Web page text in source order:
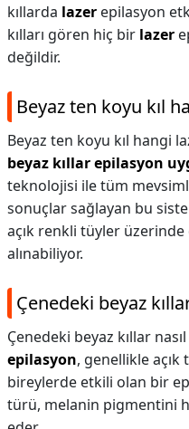
kıllarda lazer epilasyon
kılları gören hiç bir lazer
değildir.
Beyaz ten koyu kıl
Beyaz ten koyu kıl hangi
beyaz kıllar epilasyon
teknolojisi ile tüm
sonuçlar sağlayan bu
açık renkli tüyler üzerinde
alınabiliyor.
Çenedeki beyaz
Çenedeki beyaz kıllar
epilasyon, genellikle açık
bireylerde etkili olan bir
türü, melanin pigmentini